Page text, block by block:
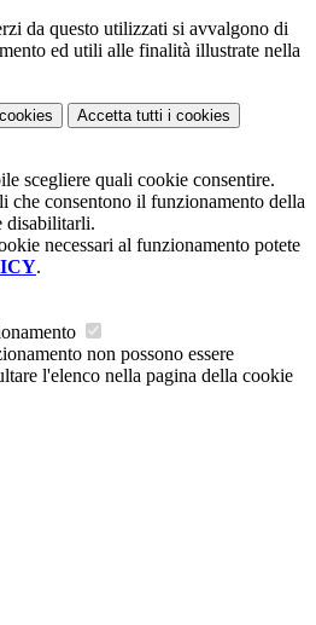
da questo utilizzati si avvalgono di
ed utili alle finalità illustrate nella
Accetta tutti i cookies
scegliere quali cookie consentire.
che consentono il funzionamento della
disabilitarli.
necessari al funzionamento potete
.
non possono essere
l'elenco nella pagina della cookie